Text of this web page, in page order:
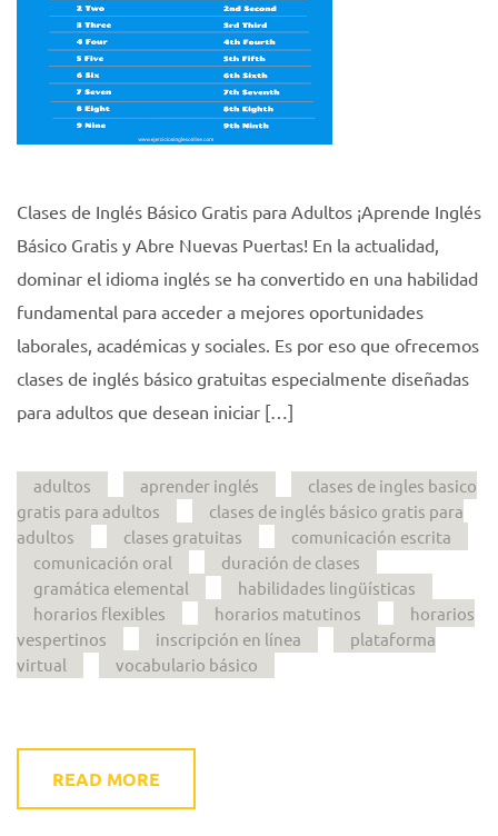
Clases de Inglés Básico Gratis para Adultos ¡Aprende Inglés
Básico Gratis y Abre Nuevas Puertas! En la actualidad,
dominar el idioma inglés se ha convertido en una habilidad
fundamental para acceder a mejores oportunidades
laborales, académicas y sociales. Es por eso que ofrecemos
clases de inglés básico gratuitas especialmente diseñadas
para adultos que desean iniciar […]
adultos aprender inglés
clases de ingles basico
gratis para adultos
clases de inglés básico gratis para
adultos
clases gratuitas
comunicación escrita
comunicación oral
duración de clases
gramática elemental
habilidades lingüísticas
horarios flexibles
horarios matutinos
horarios
vespertinos
inscripción en línea
plataforma
virtual
vocabulario básico
READ MORE